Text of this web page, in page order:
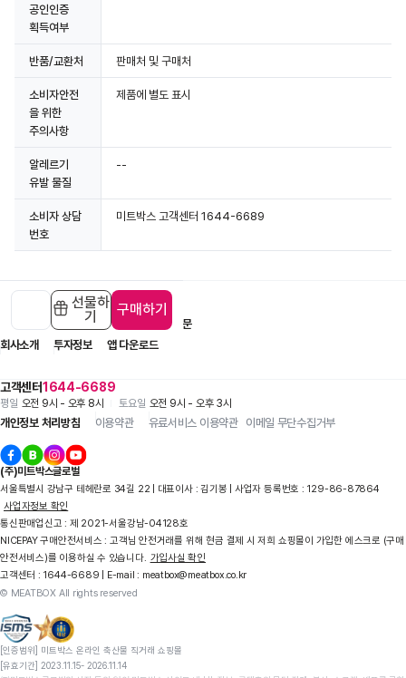
공인인증
획득여부
반품/교환처 판매처 및 구매처
소비자안전
을 위한
주의사항
제품에 별도 표시
알레르기
유발 물질
--
소비자 상담
번호
미트박스 고객센터 1644-6689
선물하
기
구매하기
고객센터1644-6689
평일 오전 9시 - 오후 8시 토요일 오전 9시 - 오후 3시
입점 제휴 문의 1:1 문의
자주 묻는 질문
회사소개
투자정보 앱 다운로드
개인정보 처리방침 이용약관 유료서비스 이용약관 이메일 무단수집거부
(주)미트박스글로벌
서울특별시 강남구 테헤란로 34길 22 | 대표이사 : 김기봉 | 사업자 등록번호 : 129-86-87864
사업자정보 확인
통신판매업신고 : 제 2021-서울강남-04128호
NICEPAY 구매안전서비스 : 고객님 안전거래를 위해 현금 결제 시 저희 쇼핑몰이 가입한 에스크로 (구매
안전서비스)를 이용하실 수 있습니다. 가입사실 확인
고객센터 : 1644-6689 | E-mail : meatbox@meatbox.co.kr
© MEATBOX All rights reserved
[인증범위] 미트박스 온라인 축산물 직거래 쇼핑몰
[유효기간] 2023.11.15- 2026.11.14